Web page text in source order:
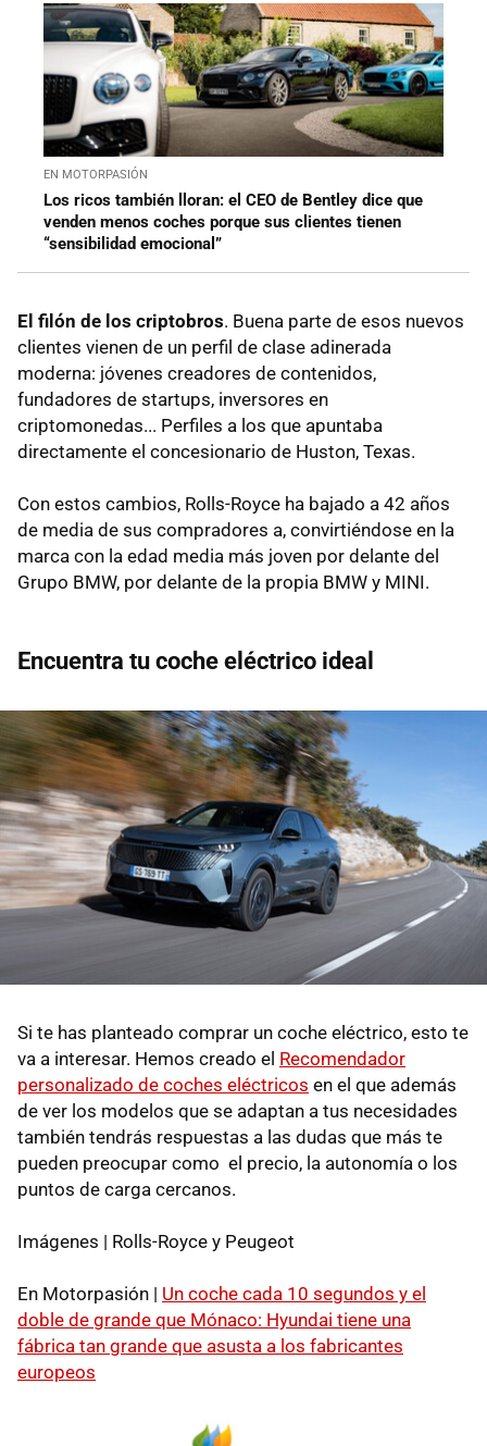
EN MOTORPASIÓN
Los ricos también lloran: el CEO de Bentley dice que
venden menos coches porque sus clientes tienen
“sensibilidad emocional”
El filón de los criptobros. Buena parte de esos nuevos
clientes vienen de un perfil de clase adinerada
moderna: jóvenes creadores de contenidos,
fundadores de startups, inversores en
criptomonedas... Perfiles a los que apuntaba
directamente el concesionario de Huston, Texas.
Con estos cambios, Rolls-Royce ha bajado a 42 años
de media de sus compradores a, convirtiéndose en la
marca con la edad media más joven por delante del
Grupo BMW, por delante de la propia BMW y MINI.
Encuentra tu coche eléctrico ideal
Si te has planteado comprar un coche eléctrico, esto te
va a interesar. Hemos creado el Recomendador
personalizado de coches eléctricos en el que además
de ver los modelos que se adaptan a tus necesidades
también tendrás respuestas a las dudas que más te
pueden preocupar como el precio, la autonomía o los
puntos de carga cercanos.
Imágenes | Rolls-Royce y Peugeot
En Motorpasión | Un coche cada 10 segundos y el
doble de grande que Mónaco: Hyundai tiene una
fábrica tan grande que asusta a los fabricantes
europeos